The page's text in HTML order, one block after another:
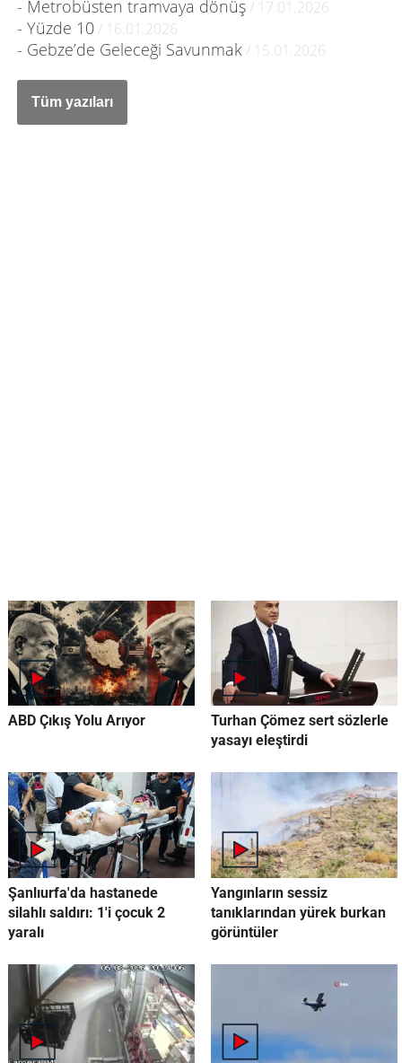
- Metrobüsten tramvaya dönüş/ 17.01.2026
- Yüzde 10/ 16.01.2026
- Gebze’de Geleceği Savunmak/ 15.01.2026
ABD Çıkış Yolu Arıyor
Turhan Çömez sert sözlerle
yasayı eleştirdi
Şanlıurfa'da hastanede
silahlı saldırı: 1'i çocuk 2
yaralı
Yangınların sessiz
tanıklarından yürek burkan
görüntüler